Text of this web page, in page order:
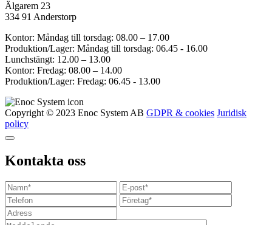
Älgarem 23
334 91 Anderstorp
Kontor: Måndag till torsdag: 08.00 – 17.00
Produktion/Lager: Måndag till torsdag: 06.45 - 16.00
Lunchstängt: 12.00 – 13.00
Kontor: Fredag: 08.00 – 14.00
Produktion/Lager: Fredag: 06.45 - 13.00
Copyright © 2023 Enoc System AB GDPR & cookies Juridisk
policy
Kontakta oss